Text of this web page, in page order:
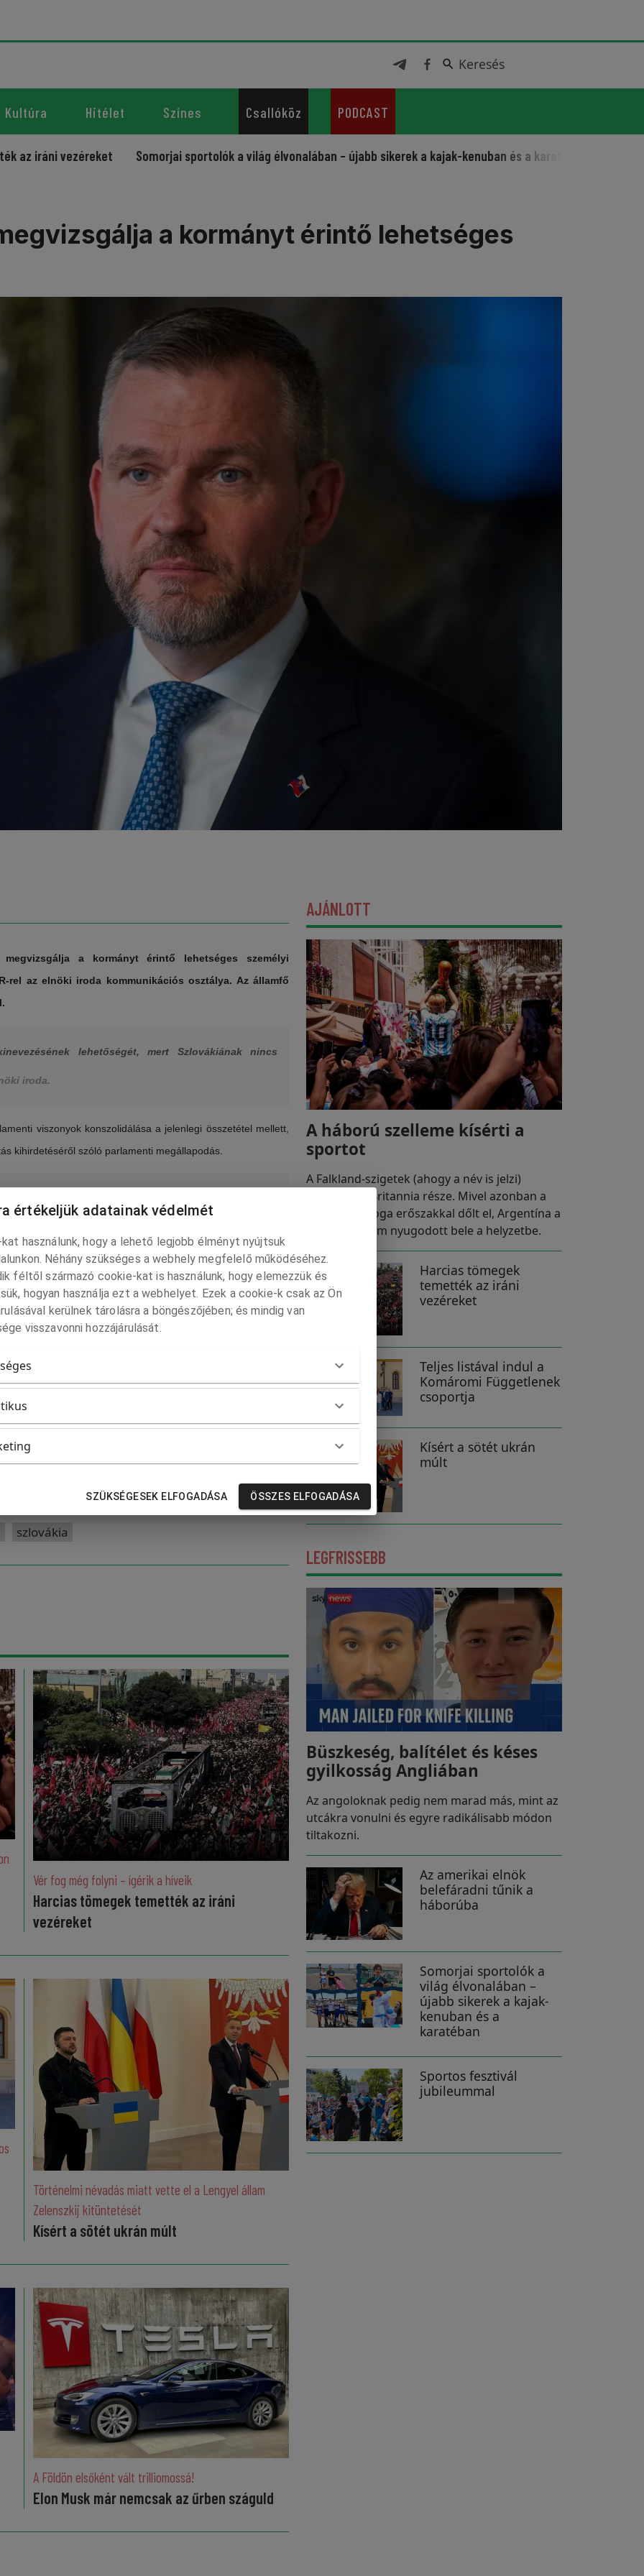
Keresés
Kultúra Hitélet Színes Csallóköz PODCAST
vezéreket Somorjai sportolók a világ élvonalában – újabb sikerek a kajak-kenuban és a karatéban
a kormányt érintő lehetséges
a kormányt érintő lehetséges személyi
rel az elnöki iroda kommunikációs osztálya. Az államfő
lehetőségét, mert Szlovákiának nincs
iroda.
viszonyok konszolidálása a jelenlegi összetétel mellett,
kihirdetéséről szóló parlamenti megállapodás.
javaslatot nyújt át az államfőnek, akkor azt előbb
17-ig adott időt a Hlas-SD-nek és az SNS-nek a pártjukon
visszaállítására. Ellenkező esetben beterjeszti Peter
Andrej Danko SNS-elnök válaszul nyílt levelet írt Ficónak,
a kormányfő eljárását. Matúš Šutaj Eštok, a Hlas-SD elnöke
a kormány parlamenti többségét. A Hlas felkínálta a Smer-
posztját.
szlovákia
Vér fog még folyni – ígérik a híveik
Harcias tömegek temették az iráni
vezéreket
Történelmi névadás miatt vette el a Lengyel állam
Zelenszkij kitüntetését
Kísért a sötét ukrán múlt
A Földön elsőként vált trilliomossá!
Elon Musk már nemcsak az űrben száguld
AJÁNLOTT
A háború szelleme kísérti a
sportot
A Falkland-szigetek (ahogy a név is jelzi)
továbbra is Britannia része. Mivel azonban a
tulajdonlás joga erőszakkal dőlt el, Argentína a
mai napig nem nyugodott bele a helyzetbe.
Harcias tömegek
temették az iráni
vezéreket
Teljes listával indul a
Komáromi Függetlenek
csoportja
Kísért a sötét ukrán
múlt
LEGFRISSEBB
Büszkeség, balítélet és késes
gyilkosság Angliában
Az angoloknak pedig nem marad más, mint az
utcákra vonulni és egyre radikálisabb módon
tiltakozni.
Az amerikai elnök
belefáradni tűnik a
háborúba
Somorjai sportolók a
világ élvonalában –
újabb sikerek a kajak-
kenuban és a
karatéban
Sportos fesztivál
jubileummal
értékeljük adatainak védelmét
használunk, hogy a lehető legjobb élményt nyújtsuk
Néhány szükséges a webhely megfelelő működéséhez.
féltől származó cookie-kat is használunk, hogy elemezzük és
hogyan használja ezt a webhelyet. Ezek a cookie-k csak az Ön
kerülnek tárolásra a böngészőjében; és mindig van
visszavonni hozzájárulását.
SZÜKSÉGESEK ELFOGADÁSA ÖSSZES ELFOGADÁSA